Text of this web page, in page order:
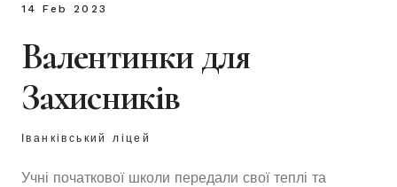
14 Feb 2023
Валентинки для
Захисників
Іванківський ліцей
Учні початкової школи передали свої теплі та